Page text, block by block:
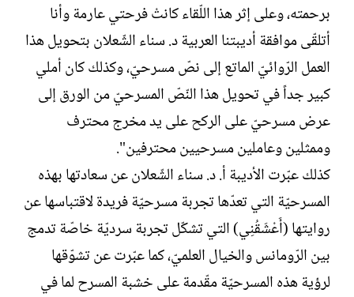
برحمته، وعلى إثر هذا اللّقاء كانتْ فرحتي عارمة وأنا
أتلقّى موافقة أديبتنا العربية د. سناء الشّعلان بتحويل هذا
العمل الرّوائيّ الماتع إلى نصّ مسرحيّ، وكذلك كان أملي
كبير جداً في تحويل هذا النّصّ المسرحيّ من الورق إلى
عرض مسرحيّ على الركح على يد مخرج محترف
وممثلين وعاملين مسرحيين محترفين".
كذلك عبّرت الأديبة أ. د. سناء الشّعلان عن سعادتها بهذه
المسرحيّة التي تعدّها تجربة مسرحيّة فريدة لاقتباسها عن
روايتها (أَعْشَقُنِي) التي تشكّل تجربة سرديّة خاصّة تدمج
بين الرّومانس والخيال العلميّ، كما عبّرت عن تشوّقها
لرؤية هذه المسرحيّة مقّدمة على خشبة المسرح لما في